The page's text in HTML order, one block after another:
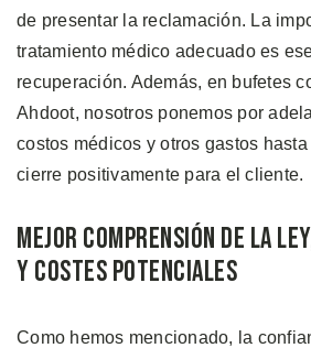
de presentar la reclamación. La
tratamiento médico adecuado es
recuperación. Además, en bufetes
Ahdoot, nosotros ponemos por
costos médicos y otros gastos
cierre positivamente para el cliente.
Mejor Comprensión de la
y Costes Potenciales
Como hemos mencionado, la